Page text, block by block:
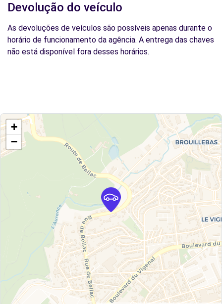
Devolução do veículo
As devoluções de veículos são possíveis apenas durante o
horário de funcionamento da agência. A entrega das chaves
não está disponível fora desses horários.
+
−